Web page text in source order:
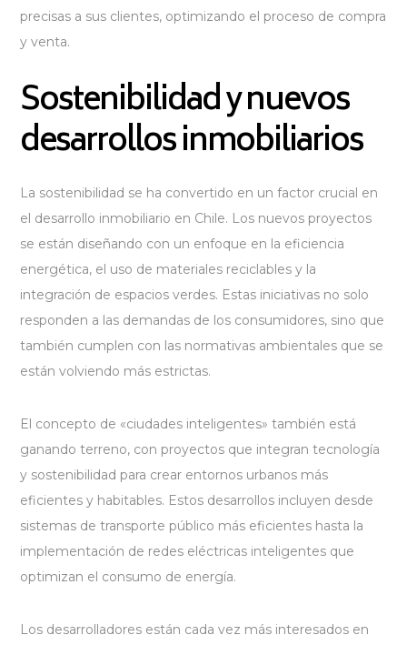
precisas a sus clientes, optimizando el proceso de compra
y venta.
Sostenibilidad y nuevos
desarrollos inmobiliarios
La sostenibilidad se ha convertido en un factor crucial en
el desarrollo inmobiliario en Chile. Los nuevos proyectos
se están diseñando con un enfoque en la eficiencia
energética, el uso de materiales reciclables y la
integración de espacios verdes. Estas iniciativas no solo
responden a las demandas de los consumidores, sino que
también cumplen con las normativas ambientales que se
están volviendo más estrictas.
El concepto de «ciudades inteligentes» también está
ganando terreno, con proyectos que integran tecnología
y sostenibilidad para crear entornos urbanos más
eficientes y habitables. Estos desarrollos incluyen desde
sistemas de transporte público más eficientes hasta la
implementación de redes eléctricas inteligentes que
optimizan el consumo de energía.
Los desarrolladores están cada vez más interesados en